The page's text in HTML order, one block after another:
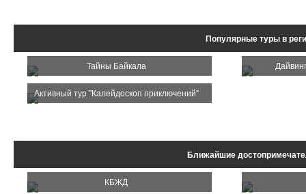
Популярные туры в
Тайны Байкала
Активный тур "Калейдоскоп приключений"
Ближайшие
КБЖД